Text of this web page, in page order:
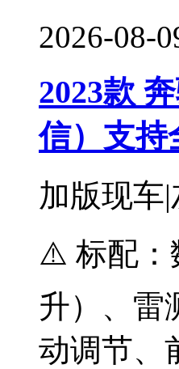
2026-08-
2023款
信）支持
加版现车
⚠️ 标配：
升）、雷
动调节、